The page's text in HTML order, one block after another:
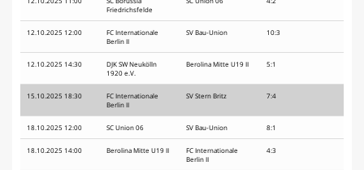
Friedrichsfelde
12.10.2025 12:00
FC Internationale
Berlin II
SV Bau-Union 10:3
12.10.2025 14:30
DJK SW Neukölln
1920 e.V.
Berolina Mitte U19 II 5:1
15.10.2025 18:30
FC Internationale
Berlin II
SV Stern Britz 7:4
18.10.2025 12:00 SC Union 06 SV Bau-Union 8:1
18.10.2025 14:00 Berolina Mitte U19 II
FC Internationale
Berlin II
4:3